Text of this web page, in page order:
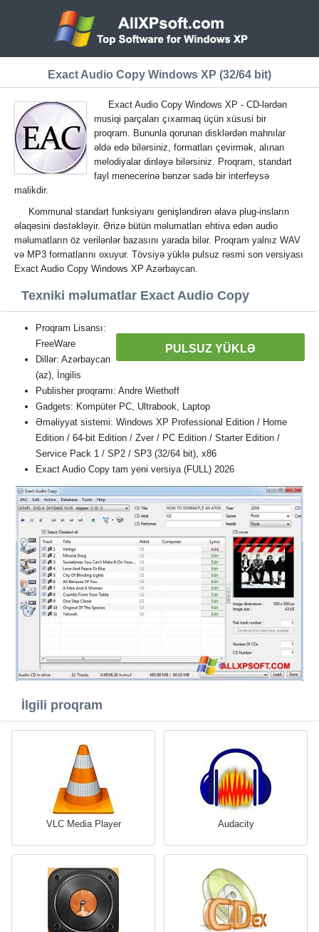
Exact Audio Copy Windows XP (32/64 bit)
Exact Audio Copy Windows XP - CD-lərdən
musiqi parçaları çıxarmaq üçün xüsusi bir
proqram. Bununla qorunan disklərdən mahnılar
əldə edə bilərsiniz, formatları çevirmək, alınan
melodiyalar dinləyə bilərsiniz. Proqram, standart
fayl menecerinə bənzər sadə bir interfeysə
malikdir.
Kommunal standart funksiyanı genişləndirən əlavə plug-insların
əlaqəsini dəstəkləyir. Ərizə bütün məlumatları ehtiva edən audio
məlumatların öz verilənlər bazasını yarada bilər. Proqram yalnız WAV
və MP3 formatlarını oxuyur. Tövsiyə yüklə pulsuz rəsmi son versiyası
Exact Audio Copy Windows XP Azərbaycan.
Texniki məlumatlar Exact Audio Copy
PULSUZ YÜKLƏ
Proqram Lisansı:
FreeWare
Dillər: Azərbaycan
(az), İngilis
Publisher proqramı: Andre Wiethoff
Gadgets: Kompüter PC, Ultrabook, Laptop
Əməliyyat sistemi: Windows XP Professional Edition / Home
Edition / 64-bit Edition / Zver / PC Edition / Starter Edition /
Service Pack 1 / SP2 / SP3 (32/64 bit), x86
Exact Audio Copy tam yeni versiya (FULL) 2026
İlgili proqram
VLC Media Player Audacity